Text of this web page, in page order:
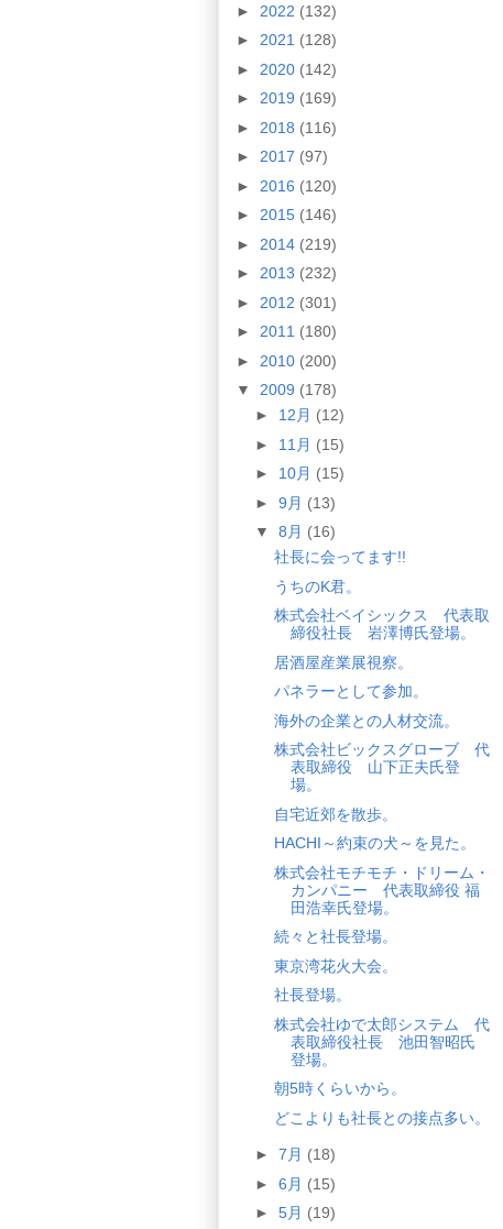
► 2022 (132)
► 2021 (128)
► 2020 (142)
► 2019 (169)
► 2018 (116)
► 2017 (97)
► 2016 (120)
► 2015 (146)
► 2014 (219)
► 2013 (232)
► 2012 (301)
► 2011 (180)
► 2010 (200)
▼ 2009 (178)
► 12月 (12)
► 11月 (15)
► 10月 (15)
► 9月 (13)
▼ 8月 (16)
社長に会ってます!!
うちのK君。
株式会社ベイシックス 代表取
締役社長 岩澤博氏登場。
居酒屋産業展視察。
パネラーとして参加。
海外の企業との人材交流。
株式会社ビックスグローブ 代
表取締役 山下正夫氏登
場。
自宅近郊を散歩。
HACHI～約束の犬～を見た。
株式会社モチモチ・ドリーム・
カンパニー 代表取締役 福
田浩幸氏登場。
続々と社長登場。
東京湾花火大会。
社長登場。
株式会社ゆで太郎システム 代
表取締役社長 池田智昭氏
登場。
朝5時くらいから。
どこよりも社長との接点多い。
► 7月 (18)
► 6月 (15)
► 5月 (19)